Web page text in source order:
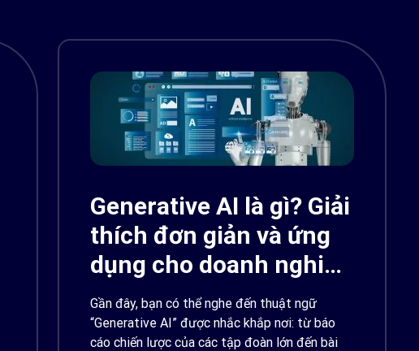
Generative AI là gì? Giải
thích đơn giản và ứng
dụng cho doanh nghiệp
Việt Nam 2026
Gần đây, bạn có thể nghe đến thuật ngữ
“Generative AI” được nhắc khắp nơi: từ báo
cáo chiến lược của các tập đoàn lớn đến bài